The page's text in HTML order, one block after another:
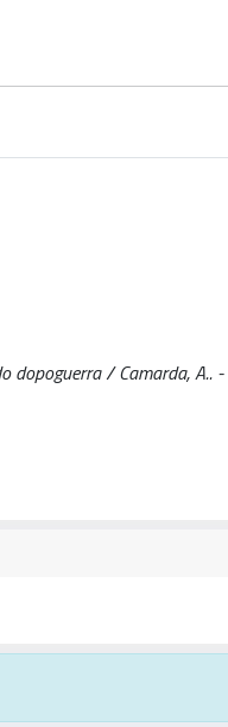
dopoguerra / Camarda, A.. -